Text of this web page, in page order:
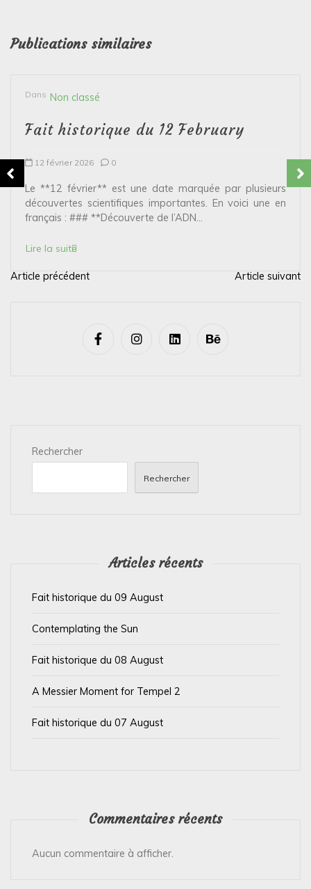
Publications similaires
Dans Non classé
Fait historique du 12 February
12 février 2026 0
Le **12 février** est une date marquée par plusieurs
découvertes scientifiques importantes. En voici une en
français : ### **Découverte de l’ADN...
Lire la suite
N
Article précédent Article suivant
Rechercher
Rechercher
Articles récents
Fait historique du 09 August
Contemplating the Sun
Fait historique du 08 August
A Messier Moment for Tempel 2
Fait historique du 07 August
Commentaires récents
Aucun commentaire à afficher.